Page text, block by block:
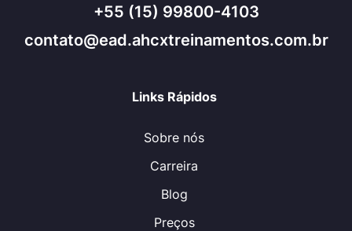
+55 (15) 99800-4103
contato@ead.ahcxtreinamentos.com.br
Links Rápidos
Sobre nós
Carreira
Blog
Preços